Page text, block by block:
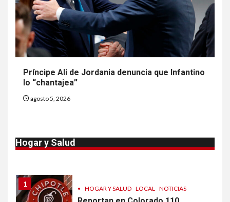
Príncipe Ali de Jordania denuncia que Infantino
lo “chantajea”
agosto 5, 2026
Hogar y Salud
dos muertes por Cyclospora
en Michigan
9
ESTADOS UNIDOS
HOGAR Y SALUD
NOTICIAS
Más casos de sarampión en
Van 4,100 casos confirmados
por parásito que causa
1
• HOGAR Y SALUD LOCAL NOTICIAS